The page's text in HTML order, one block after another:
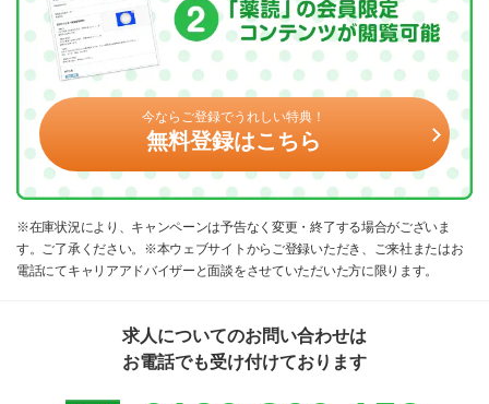
今ならご登録でうれしい特典！
無料登録はこちら
※在庫状況により、キャンペーンは予告なく変更・終了する場合がございま
す。ご了承ください。※本ウェブサイトからご登録いただき、ご来社またはお
電話にてキャリアアドバイザーと面談をさせていただいた方に限ります。
求人についてのお問い合わせは
お電話でも受け付けております